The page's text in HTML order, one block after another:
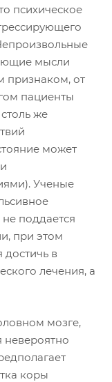
психическое
мысли
признаком, от
пациенты
же
может
Ученые
не поддается
при этом
достичь в
лечения, а
мозге,
невероятно
коры